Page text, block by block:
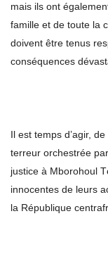
mais ils ont
famille et de toute la
doivent être tenus
conséquences
Il est temps d’agir,
terreur orchestrée
justice à Mborohoul
innocentes de leurs
la République